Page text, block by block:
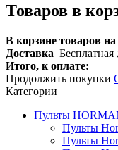
Товаров в
В корзине товаров
Доставка Бесплатная
Итого, к оплате:
Продолжить покупки
Категории
Пульты
Пульты
Пульты